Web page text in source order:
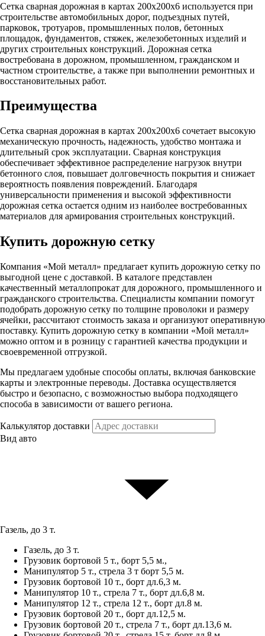
Сетка сварная дорожная в картах 200х200х6 используется при
строительстве автомобильных дорог, подъездных путей,
парковок, тротуаров, промышленных полов, бетонных
площадок, фундаментов, стяжек, железобетонных изделий и
других строительных конструкций. Дорожная сетка
востребована в дорожном, промышленном, гражданском и
частном строительстве, а также при выполнении ремонтных и
восстановительных работ.
Преимущества
Сетка сварная дорожная в картах 200х200х6 сочетает высокую
механическую прочность, надежность, удобство монтажа и
длительный срок эксплуатации. Сварная конструкция
обеспечивает эффективное распределение нагрузок внутри
бетонного слоя, повышает долговечность покрытия и снижает
вероятность появления повреждений. Благодаря
универсальности применения и высокой эффективности
дорожная сетка остается одним из наиболее востребованных
материалов для армирования строительных конструкций.
Купить дорожную сетку
Компания «Мой металл» предлагает купить дорожную сетку по
выгодной цене с доставкой. В каталоге представлен
качественный металлопрокат для дорожного, промышленного и
гражданского строительства. Специалисты компании помогут
подобрать дорожную сетку по толщине проволоки и размеру
ячейки, рассчитают стоимость заказа и организуют оперативную
поставку. Купить дорожную сетку в компании «Мой металл»
можно оптом и в розницу с гарантией качества продукции и
своевременной отгрузкой.
Мы предлагаем удобные способы оплаты, включая банковские
карты и электронные переводы. Доставка осуществляется
быстро и безопасно, с возможностью выбора подходящего
способа в зависимости от вашего региона.
Калькулятор доставки
Вид авто
Газель, до 3 т.
Газель, до 3 т.
Грузовик бортовой 5 т., борт 5,5 м.,
Манипулятор 5 т., стрела 3 т борт 5,5 м.
Грузовик бортовой 10 т., борт дл.6,3 м.
Манипулятор 10 т., стрела 7 т., борт дл.6,8 м.
Манипулятор 12 т., стрела 12 т., борт дл.8 м.
Грузовик бортовой 20 т., борт дл.12,5 м.
Грузовик бортовой 20 т., стрела 7 т., борт дл.13,6 м.